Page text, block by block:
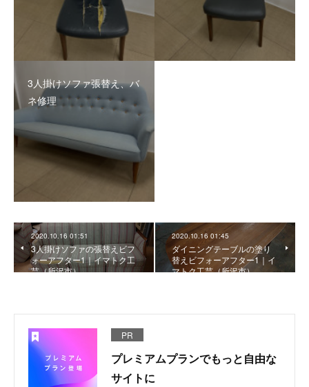
3人掛けソファ張替え、バ
ネ修理
2020.10.16 01:51
3人掛けソファの張替えビフ
ォーアフター1｜イマトク工
芸（所沢市）
2020.10.16 01:45
ダイニングテーブルの塗り
替えビフォーアフター1｜イ
マトク工芸（所沢市）
PR
プレミアムプランでもっと自由な
サイトに